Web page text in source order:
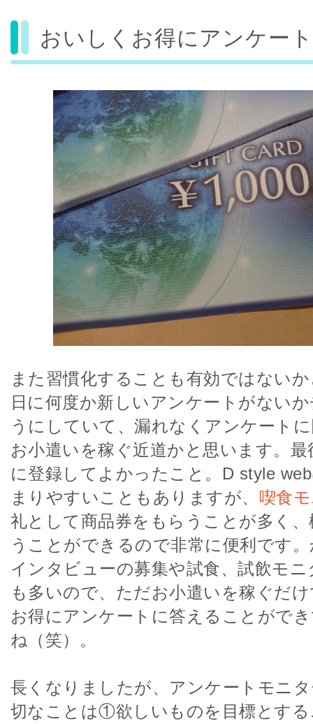
おいしくお得にアンケー
また習慣化することも有効ではない
日に何度か新しいアンケートがない
うにしていて、漏れなくアンケート
お小遣いを稼ぐ近道かと思います。
に登録してよかったこと。D style
まりやすいこともありますが、 喫食
礼として商品券をもらうことが多く
うことができるので非常に便利です
インタビューの募集や試食、試飲モ
も多いので、ただお小遣いを稼ぐだ
お得にアンケートに答えることがで
ね（笑）。
長くなりましたが、アンケートモニ
切なことは①欲しいものを目標とす